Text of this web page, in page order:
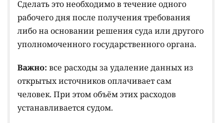
Сделать это необходимо в течение одного
рабочего дня после получения требования
либо на основании решения суда или другого
уполномоченного государственного органа.
Важно: все расходы за удаление данных из
открытых источников оплачивает сам
человек. При этом объём этих расходов
устанавливается судом.